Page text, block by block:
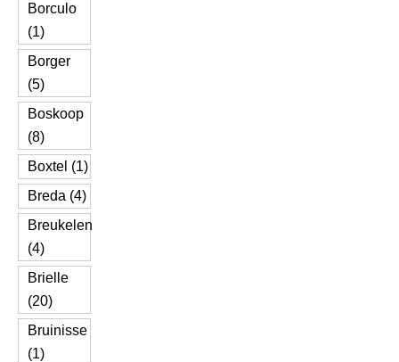
Borculo
(1)
Borger
(5)
Boskoop
(8)
Boxtel (1)
Breda (4)
Breukelen
(4)
Brielle
(20)
Bruinisse
(1)